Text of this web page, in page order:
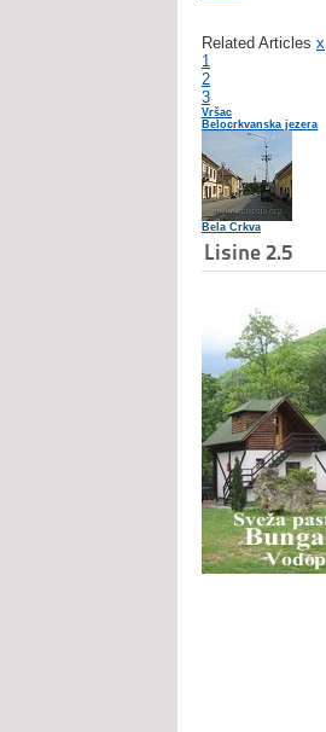
Related Articles x
1
2
3
Vršac
Belocrkvanska jezera
Bela Crkva
Lisine 2.5